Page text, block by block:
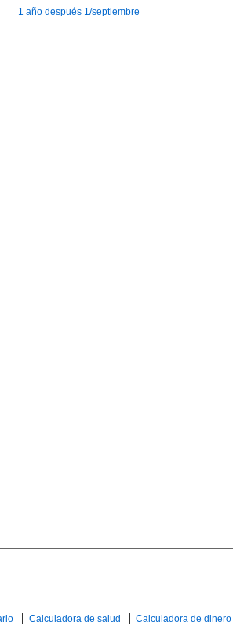
1 año después 1/septiembre
Calculadora de salud Calculadora de dinero